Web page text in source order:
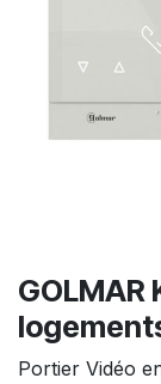
GOLMAR
Portier Vidéo